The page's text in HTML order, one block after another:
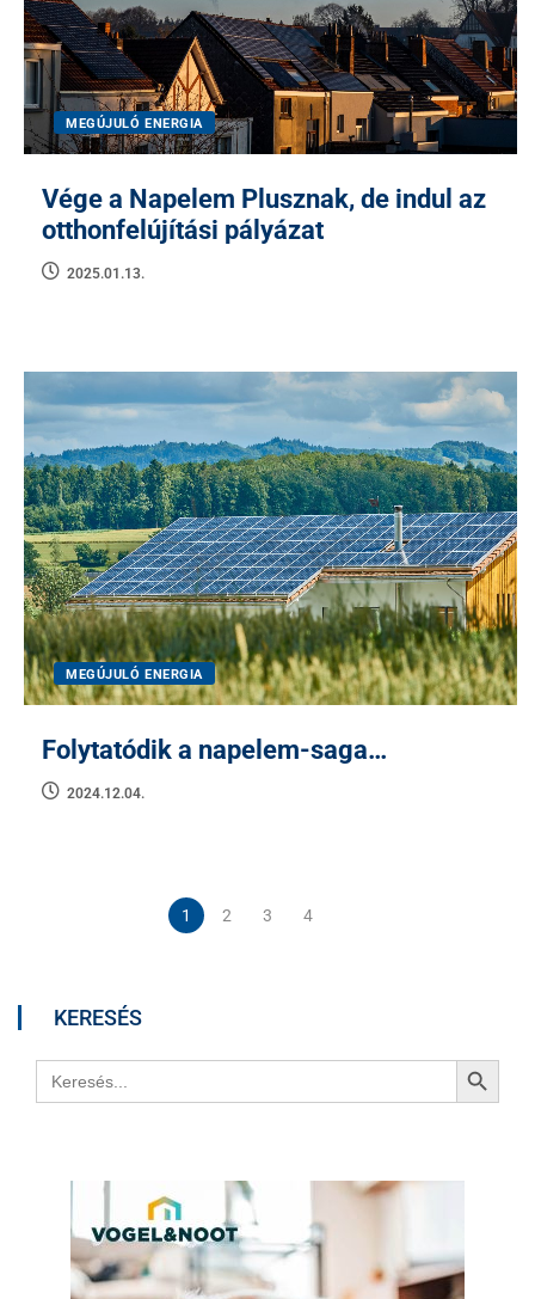
MEGÚJULÓ ENERGIA
Vége a Napelem Plusznak, de indul az
otthonfelújítási pályázat
2025.01.13.
MEGÚJULÓ ENERGIA
Folytatódik a napelem-saga…
2024.12.04.
1 2 3 4
KERESÉS
Search
for:
Search Button